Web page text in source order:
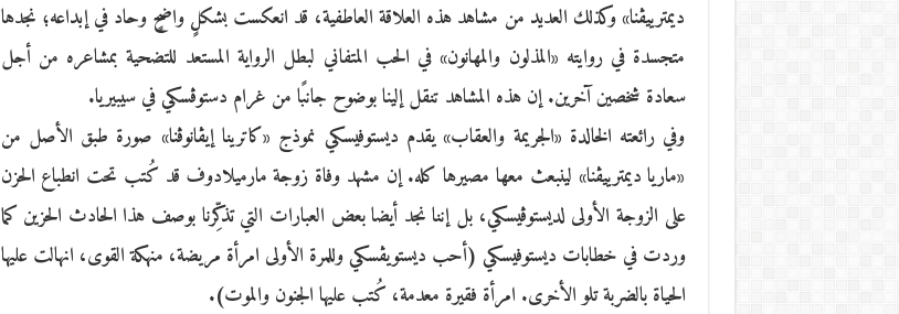
ديمترييڤنا» وكذلك العديد من مشاهد هذه العلاقة العاطفية، قد انعكست بشكلٍ واضحٍ وحاد في إبداعه؛ ‬نجدها
متجسدة في روايته «‬المذلون والمهانون‮» ‬في الحب المتفاني لبطل الرواية المستعد للتضحية بمشاعره من أجل
سعادة شخصين آخرين‮. ‬إن هذه المشاهد تنقل إلينا بوضوح جانبًا ‬من‮ ‬غرام دستوڤسكي في سيبيريا.
وفي رائعته الخالدة‮ «‬الجريمة والعقاب‮» ‬يقدم ديستوفيسكي نموذج «كاترينا إيڤانوڤنا» صورة طبق الأصل من
«ماريا ديمترييڤنا» لينبعث معها مصيرها كله. ‬إن مشهد وفاة زوجة مارميلادوف قد كُتب تحت انطباع الحزن
على الزوجة الأولى لديستوڤيسكي،‮ ‬بل إننا نجد أيضا بعض العبارات التي تذكِّرنا بوصف هذا الحادث الحزين كما
وردت في خطابات ديستوفيسكي (أحب ديستويڤسكي وللمرة الأولى امرأة مريضة، منهكة القوى، انهالت عليها
الحياة بالضربة تلو الأخرى. امرأة فقيرة معدمة، كُتب عليها الجنون والموت).